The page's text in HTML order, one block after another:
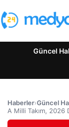
Güncel
Haberler›Güncel
A Milli Takım, 2026